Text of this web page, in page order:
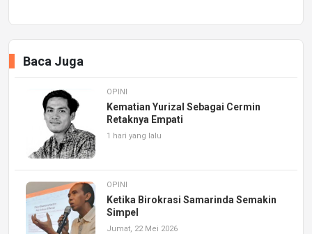
Baca Juga
OPINI
Kematian Yurizal Sebagai Cermin
Retaknya Empati
1 hari yang lalu
OPINI
Ketika Birokrasi Samarinda Semakin
Simpel
Jumat, 22 Mei 2026